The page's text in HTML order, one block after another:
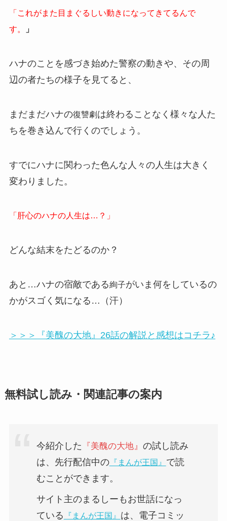
「これがまた目まぐるしい動きになってきてるんで
す。
」
ハナのことを感づき始めた警察の動きや、その周
辺の者たちの様子を見てると、
まだまだハナの復讐劇 は終わることなく様々な人た
ちを巻き込んで行くのでしょう。
すでにハナに関わった色んな人々の人生は大きく
変わりました。
「肝心のハナの人生は…？」
どんな結末をたどるのか？
あと…ハナの宿敵である絢子がいま何をしているの
かがスゴく気になる…（汗）
＞＞＞『美醜の大地』26話の解説と感想はコチラ♪
無料試し読み・関連記事の案内
今紹介した 『美醜の大地』 の試し読み
は、 先行配信中の『まんが王国』 で読
むことができます。
サイト主のまるしーもお世話になっ
ている 『まんが王国』 は、電子コミッ